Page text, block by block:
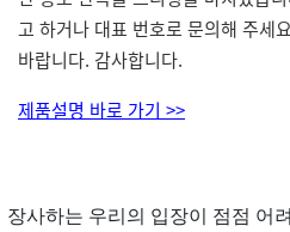
고 하거나 대표 번호로 문의해 주세
바랍니다. 감사합니다.
제품설명 바로 가기 >>
장사하는 우리의 입장이 점점 어